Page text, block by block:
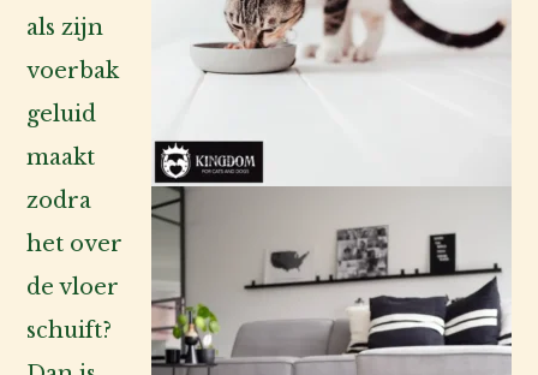
als zijn
voerbak
geluid
maakt
zodra
het over
de vloer
schuift?